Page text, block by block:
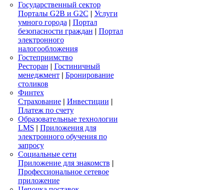
Государственный сектор
Порталы G2B и G2C | Услуги
умного города| Портал
безопасности граждан | Портал
электронного
налогообложения
Гостеприимство
Ресторан | Гостиничный
менеджмент| Бронирование
столиков
Финтех
Страхование| Инвестиции |
Платеж по счету
Образовательные технологии
LMS | Приложения для
электронного обучения по
запросу
Социальные сети
Приложение для знакомств |
Профессиональное сетевое
приложение